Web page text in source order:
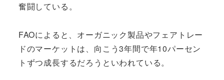
奮闘している。
FAOによると、オーガニック製品やフェアトレー
ドのマーケットは、向こう3年間で年10パーセン
トずつ成長するだろうといわれている。